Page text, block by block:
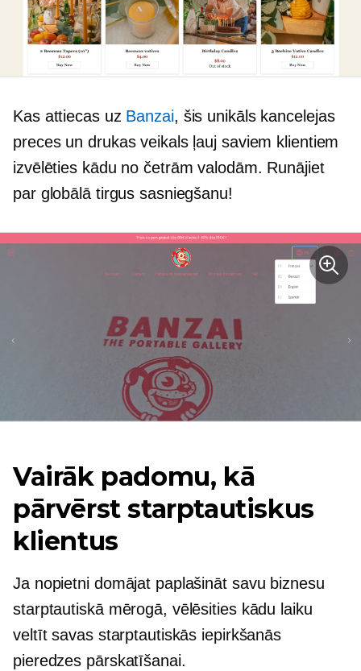
Kas attiecas uz Banzai, šis unikālskancelejas
preces un drukas veikals ļauj saviem klientiem
izvēlēties kādu no četrām valodām. Runājiet
par globālā tirgus sasniegšanu!
Vairāk padomu, kā
pārvērst starptautiskus
klientus
Ja nopietni domājat paplašināt savu biznesu
starptautiskā mērogā, vēlēsities kādu laiku
veltīt savas starptautiskās iepirkšanās
pieredzes pārskatīšanai.